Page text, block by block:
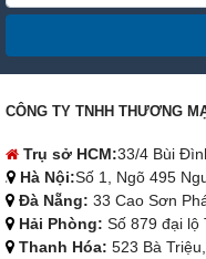
CÔNG TY TNHH THƯƠNG
Trụ sở HCM:33/4 Bùi
Hà Nội:Số 1, Ngõ 495
Đà Nẵng: 33 Cao Sơn
Hải Phòng: Số 879 đại lộ
Thanh Hóa: 523 Bà